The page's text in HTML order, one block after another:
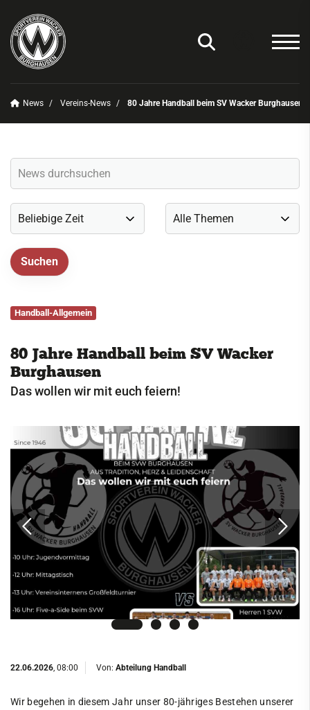
News Vereins-News 80 Jahre Handball beim SV Wacker Burghausen
Handball-Allgemein
80 Jahre Handball beim SV Wacker
Burghausen
Das wollen wir mit euch feiern!
22.06.2026, 08:00 Von: Abteilung Handball
Wir begehen in diesem Jahr unser 80-jähriges Bestehen unserer
Vereins-News
Vereins-App/Vereinszeitung
Onlineshop
Sportdeutschland-News
Kontakt